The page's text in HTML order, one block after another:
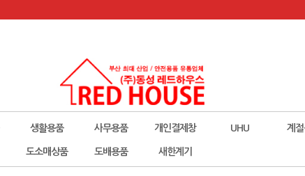
생활용품 사무용품 개인결제창 UHU
계
도소매상품 도배용품 새한계기